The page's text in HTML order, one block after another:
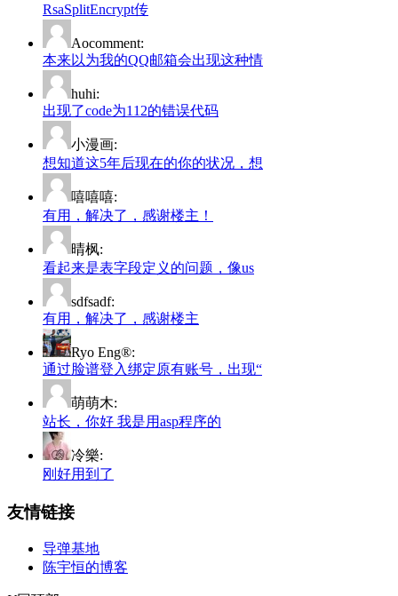
RsaSplitEncrypt传
Aocomment:
本来以为我的QQ邮箱会出现这种情
huhi:
出现了code为112的错误代码
小漫画:
想知道这5年后现在的你的状况，想
嘻嘻嘻:
有用，解决了，感谢楼主！
晴枫:
看起来是表字段定义的问题，像us
sdfsadf:
有用，解决了，感谢楼主
Ryo Eng®:
通过脸谱登入绑定原有账号，出现“
萌萌木:
站长，你好 我是用asp程序的
冷樂:
刚好用到了
友情链接
导弹基地
陈宇恒的博客